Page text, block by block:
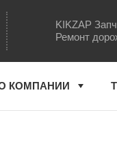
KIKZAP
Ремонт
КОМПАНИИ